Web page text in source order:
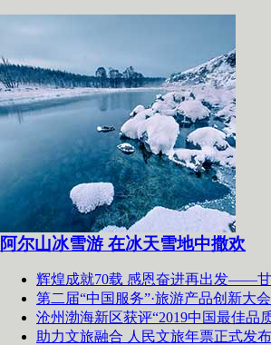
阿尔山冰雪游 在冰天雪地中撒欢
辉煌成就70载 感恩奋进再出发——
第二届“中国服务”·旅游产品创新大
沧州渤海新区获评“2019中国最佳品
助力文旅融合 人民文旅年票正式发布